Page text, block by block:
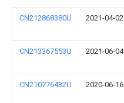
CN212868380U 2021-04-02
CN213367553U 2021-06-04
CN210776432U 2020-06-16